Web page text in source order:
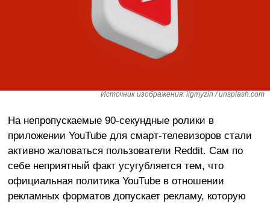
Источник изображения: ilgmyzin / unsplash.com
На непропускаемые 90-секундные ролики в
приложении YouTube для смарт-телевизоров стали
активно жаловаться пользователи Reddit. Сам по
себе неприятный факт усугубляется тем, что
официальная политика YouTube в отношении
рекламных форматов допускает рекламу, которую